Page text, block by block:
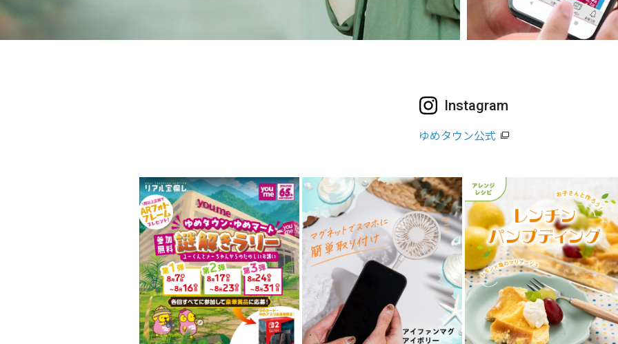
Instagram
ゆめタウン公式